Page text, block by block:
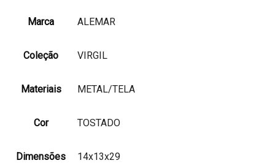
Marca ALEMAR
Coleção VIRGIL
Materiais METAL/TELA
Cor TOSTADO
Dimensões 14x13x29